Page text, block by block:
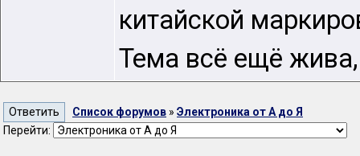
китайской
Тема всё ещё
Список форумов » Электроника от А до Я
Перейти: